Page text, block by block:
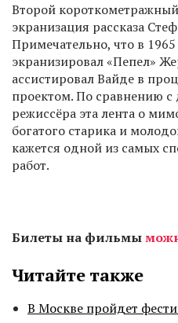
Второй
экранизация рассказа
Примечательно, что в
экранизировал «Пепел»
ассистировал Вайде в
проектом. По сравнению
режиссёра эта лента о
богатого старика и
кажется одной из самых
работ.
Билеты на фильмы
Читайте также
В Москве пройдет